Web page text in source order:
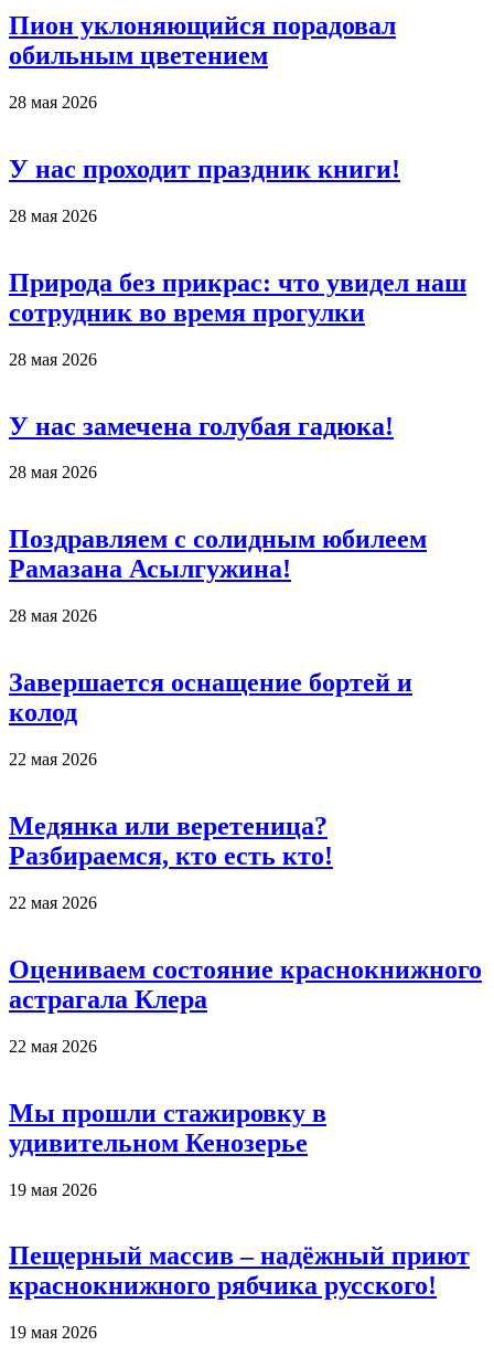
Пион уклоняющийся порадовал
обильным цветением
28 мая 2026
У нас проходит праздник книги!
28 мая 2026
Природа без прикрас: что увидел наш
сотрудник во время прогулки
28 мая 2026
У нас замечена голубая гадюка!
28 мая 2026
Поздравляем с солидным юбилеем
Рамазана Асылгужина!
28 мая 2026
Завершается оснащение бортей и
колод
22 мая 2026
Медянка или веретеница?
Разбираемся, кто есть кто!
22 мая 2026
Оцениваем состояние краснокнижного
астрагала Клера
22 мая 2026
Мы прошли стажировку в
удивительном Кенозерье
19 мая 2026
Пещерный массив – надёжный приют
краснокнижного рябчика русского!
19 мая 2026